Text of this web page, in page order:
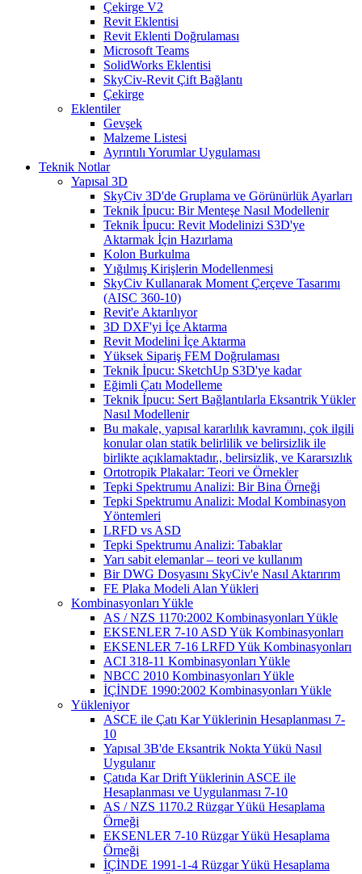
Çekirge V2
Revit Eklentisi
Revit Eklenti Doğrulaması
Microsoft Teams
SolidWorks Eklentisi
SkyCiv-Revit Çift Bağlantı
Çekirge
Eklentiler
Gevşek
Malzeme Listesi
Ayrıntılı Yorumlar Uygulaması
Teknik Notlar
Yapısal 3D
SkyCiv 3D'de Gruplama ve Görünürlük Ayarları
Teknik İpucu: Bir Menteşe Nasıl Modellenir
Teknik İpucu: Revit Modelinizi S3D'ye
Aktarmak İçin Hazırlama
Kolon Burkulma
Yığılmış Kirişlerin Modellenmesi
SkyCiv Kullanarak Moment Çerçeve Tasarımı
(AISC 360-10)
Revit'e Aktarılıyor
3D DXF'yi İçe Aktarma
Revit Modelini İçe Aktarma
Yüksek Sipariş FEM Doğrulaması
Teknik İpucu: SketchUp S3D'ye kadar
Eğimli Çatı Modelleme
Teknik İpucu: Sert Bağlantılarla Eksantrik Yükler
Nasıl Modellenir
Bu makale, yapısal kararlılık kavramını, çok ilgili
konular olan statik belirlilik ve belirsizlik ile
birlikte açıklamaktadır., belirsizlik, ve Kararsızlık
Ortotropik Plakalar: Teori ve Örnekler
Tepki Spektrumu Analizi: Bir Bina Örneği
Tepki Spektrumu Analizi: Modal Kombinasyon
Yöntemleri
LRFD vs ASD
Tepki Spektrumu Analizi: Tabaklar
Yarı sabit elemanlar – teori ve kullanım
Bir DWG Dosyasını SkyCiv'e Nasıl Aktarırım
FE Plaka Modeli Alan Yükleri
Kombinasyonları Yükle
AS / NZS 1170:2002 Kombinasyonları Yükle
EKSENLER 7-10 ASD Yük Kombinasyonları
EKSENLER 7-16 LRFD Yük Kombinasyonları
ACI 318-11 Kombinasyonları Yükle
NBCC 2010 Kombinasyonları Yükle
İÇİNDE 1990:2002 Kombinasyonları Yükle
Yükleniyor
ASCE ile Çatı Kar Yüklerinin Hesaplanması 7-
10
Yapısal 3B'de Eksantrik Nokta Yükü Nasıl
Uygulanır
Çatıda Kar Drift Yüklerinin ASCE ile
Hesaplanması ve Uygulanması 7-10
AS / NZS 1170.2 Rüzgar Yükü Hesaplama
Örneği
EKSENLER 7-10 Rüzgar Yükü Hesaplama
Örneği
İÇİNDE 1991-1-4 Rüzgar Yükü Hesaplama